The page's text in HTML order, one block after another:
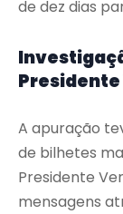
de dez dias
A apuração
de bilhetes
Presidente
mensagens